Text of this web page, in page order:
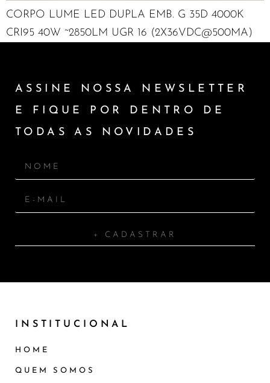
CORPO LUME LED DUPLA EMB. G 35D 4000K
CRI95 40W ~2850LM UGR 16 (2X36VDC@500MA)
ASSINE NOSSA NEWSLETTER
E FIQUE POR DENTRO DE
TODAS AS NOVIDADES
+ CADASTRAR
INSTITUCIONAL
HOME
QUEM SOMOS